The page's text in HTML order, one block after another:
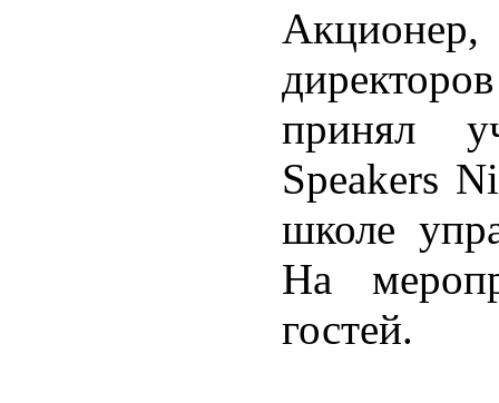
принял
Speakers
школе
На
гостей.